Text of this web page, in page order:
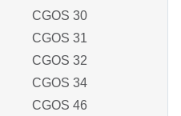
CGOS 30
CGOS 31
CGOS 32
CGOS 34
CGOS 46